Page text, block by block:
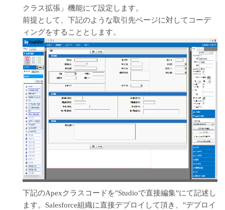
クラス拡張」機能にて設定します。
前提として、下記のような取引先ページに対してコーデ
ィングをすることとします。
下記のApexクラスコードを"Studioで直接編集"にて記述し
ます。Salesforce組織に直接デプロイして頂き、"デプロイ